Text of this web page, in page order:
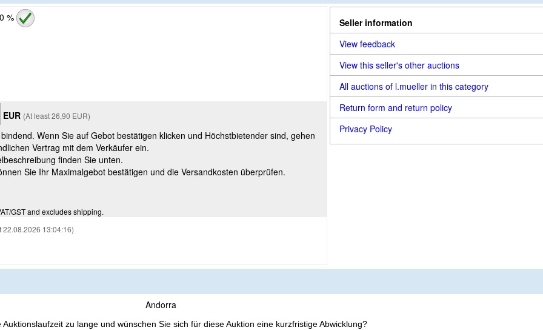
%
EUR (At least 26,90 EUR)
Wenn Sie auf Gebot bestätigen klicken und Höchstbietender sind, gehen
Vertrag mit dem Verkäufer ein.
finden Sie unten.
Sie Ihr Maximalgebot bestätigen und die Versandkosten überprüfen.
GST and excludes shipping.
22.08.2026 13:04:16)
Seller information
View feedback
View this seller's other auctions
All auctions of l.mueller in this category
Return form and return policy
Privacy Policy
Andorra
Auktionslaufzeit zu lange und wünschen Sie sich für diese Auktion eine kurzfristige Abwicklung?